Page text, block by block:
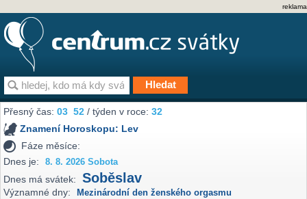
reklama
Přesný čas:03 52 / týden v roce:32
Znamení Horoskopu: Lev
Fáze měsíce:
Dnes je:
8. 8. 2026 Sobota
Dnes má svátek: Soběslav
Významné dny: Mezinárodní den ženského orgasmu